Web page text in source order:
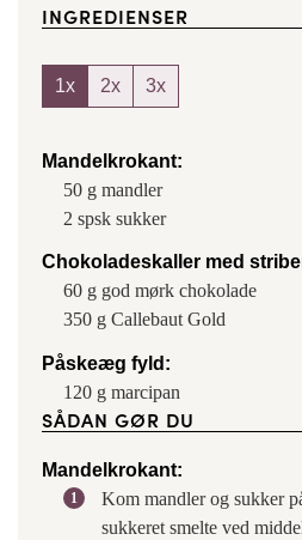
INGREDIENSER
1x 2x 3x
Mandelkrokant:
50 g mandler
2 spsk sukker
Chokoladeskaller med
60 g god mørk chokolade
350 g Callebaut Gold
Påskeæg fyld:
120 g marcipan
SÅDAN GØR DU
Mandelkrokant:
Kom mandler og sukker
sukkeret smelte ved